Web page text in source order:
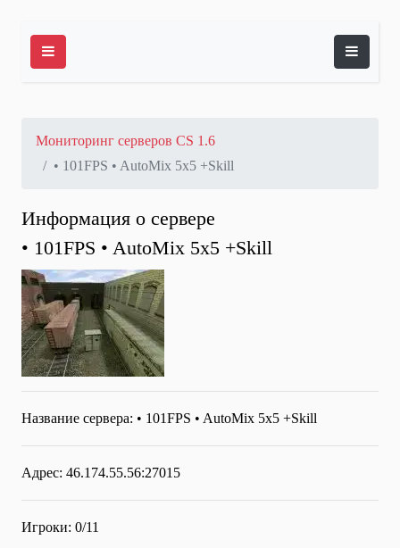
Мониторинг серверов CS 1.6
• 101FPS • AutoMix 5x5 +Skill
Информация о сервере
• 101FPS • AutoMix 5x5 +Skill
Название сервера: • 101FPS • AutoMix 5x5 +Skill
Адрес: 46.174.55.56:27015
Игроки: 0/11